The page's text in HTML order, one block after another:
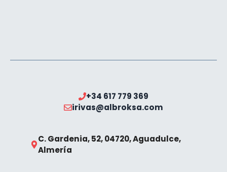
+34 617 779 369
irivas@albroksa.com
C. Gardenia, 52, 04720, Aguadulce,
Almería